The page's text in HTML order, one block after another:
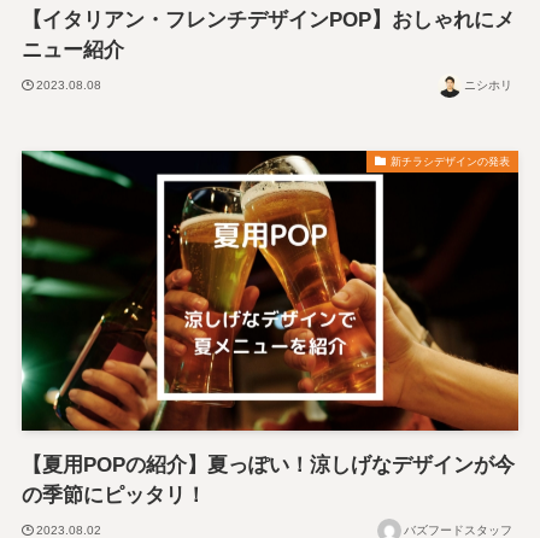
【イタリアン・フレンチデザインPOP】おしゃれにメ
ニュー紹介
2023.08.08 ニシホリ
新チラシデザインの発表
【夏用POPの紹介】夏っぽい！涼しげなデザインが今
の季節にピッタリ！
2023.08.02 バズフードスタッフ